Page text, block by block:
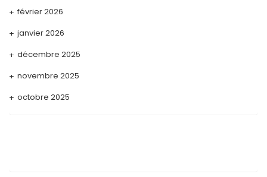
février 2026
janvier 2026
décembre 2025
novembre 2025
octobre 2025